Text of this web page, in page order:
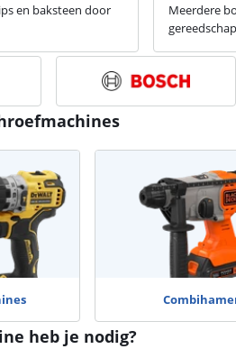
en baksteen door
Meerdere
heb je nodig?